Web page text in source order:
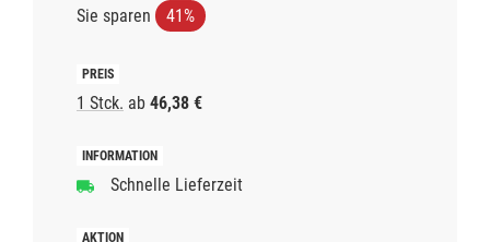
Sie sparen 41%
1 Stck. ab 46,38 €
Schnelle Lieferzeit